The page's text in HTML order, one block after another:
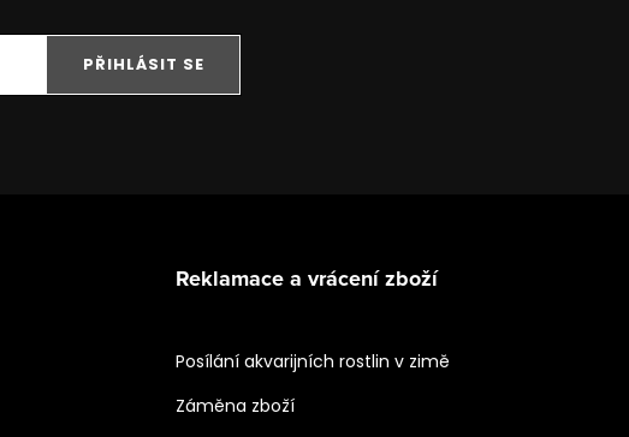
PŘIHLÁSIT SE
Reklamace a vrácení zboží
Posílání akvarijních rostlin v zimě
Záměna zboží